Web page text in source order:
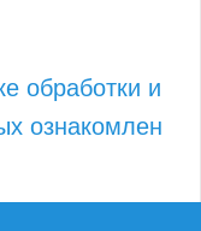
обработки и
ознакомлен